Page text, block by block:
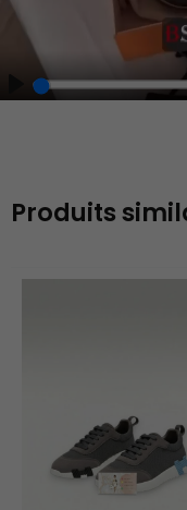
Play
Produits